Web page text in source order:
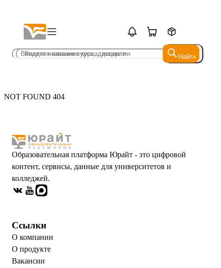
Найти
Найти
NOT FOUND 404
Образовательная платформа Юрайт - это цифровой
контент, сервисы, данные для университетов и
колледжей.
Ссылки
О компании
О продукте
Вакансии